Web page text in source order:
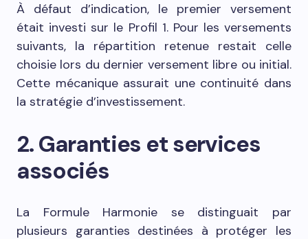
À défaut d’indication, le premier versement
était investi sur le Profil 1. Pour les versements
suivants, la répartition retenue restait celle
choisie lors du dernier versement libre ou initial.
Cette mécanique assurait une continuité dans
la stratégie d’investissement.
2. Garanties et services
associés
La Formule Harmonie se distinguait par
plusieurs garanties destinées à protéger les